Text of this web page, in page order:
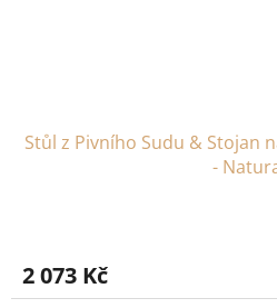
Stůl z Pivního Sudu & Stojan
-
2 073 Kč